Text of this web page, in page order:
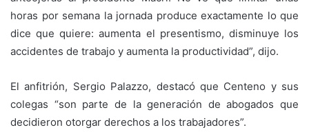
horas por semana la jornada produce exactamente lo que
dice que quiere: aumenta el presentismo, disminuye los
accidentes de trabajo y aumenta la productividad”, dijo.
El anfitrión, Sergio Palazzo, destacó que Centeno y sus
colegas “son parte de la generación de abogados que
decidieron otorgar derechos a los trabajadores”.